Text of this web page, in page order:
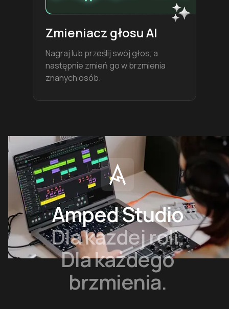
Zmieniacz głosu AI
Nagraj lub prześlij swój głos, a
następnie zmień go w brzmienia
znanych osób.
Amped Studio
Dla każdej roli.
Dla każdego
brzmienia.